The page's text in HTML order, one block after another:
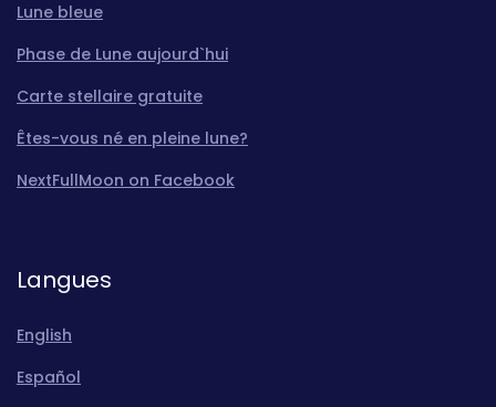
Lune bleue
Phase de Lune aujourd`hui
Carte stellaire gratuite
Êtes-vous né en pleine lune?
NextFullMoon on Facebook
Langues
English
Español